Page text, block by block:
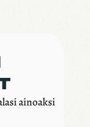
ainoaksi